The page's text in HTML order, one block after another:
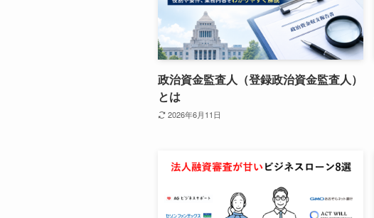
政治資金監査人（登録政治資金監査人）
とは
2026年6月11日